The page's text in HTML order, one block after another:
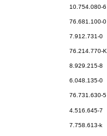
10.754.080-6
76.681.100-0
7.912.731-0
76.214.770-K
8.929.215-8
6.048.135-0
76.731.630-5
4.516.645-7
7.758.613-k